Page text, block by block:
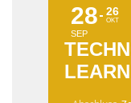
28
SEP
26
OKT